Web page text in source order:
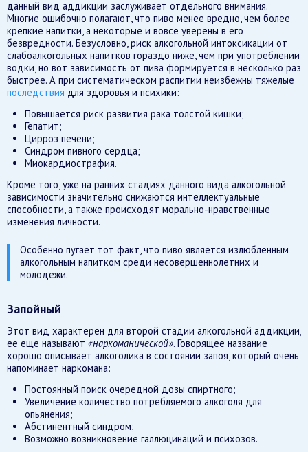
данный вид аддикции заслуживает отдельного внимания.
Многие ошибочно полагают, что пиво менее вредно, чем более
крепкие напитки, а некоторые и вовсе уверены в его
безвредности. Безусловно, риск алкогольной интоксикации от
слабоалкогольных напитков гораздо ниже, чем при употреблении
водки, но вот зависимость от пива формируется в несколько раз
быстрее. А при систематическом распитии неизбежны тяжелые
последствия для здоровья и психики:
Повышается риск развития рака толстой кишки;
Гепатит;
Цирроз печени;
Синдром пивного сердца;
Миокардиострафия.
Кроме того, уже на ранних стадиях данного вида алкогольной
зависимости значительно снижаются интеллектуальные
способности, а также происходят морально-нравственные
изменения личности.
Особенно пугает тот факт, что пиво является излюбленным
алкогольным напитком среди несовершеннолетних и
молодежи.
Запойный
Этот вид характерен для второй стадии алкогольной аддикции,
ее еще называют «наркоманической». Говорящее название
хорошо описывает алкоголика в состоянии запоя, который очень
напоминает наркомана:
Постоянный поиск очередной дозы спиртного;
Увеличение количество потребляемого алкоголя для
опьянения;
Абстинентный синдром;
Возможно возникновение галлюцинаций и психозов.